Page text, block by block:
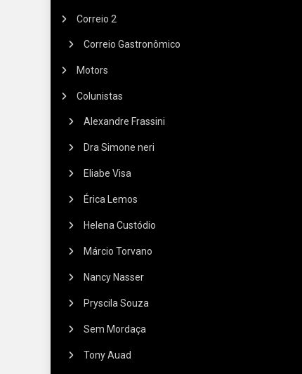
Correio 2
Correio Gastronômico
Motors
Colunistas
Alexandre Frassini
Dra Simone neri
Eliabe Visa
Érica Lemos
Helena Custódio
Márcio Torvano
Nancy Nasser
Pryscila Souza
Sem Mordaça
Tony Auad